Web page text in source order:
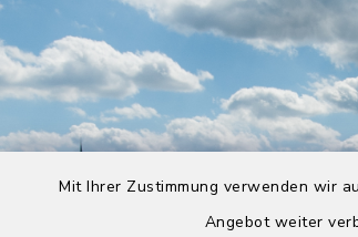
Mit Ihrer Zustimmung verwenden wir
Angebot weiter